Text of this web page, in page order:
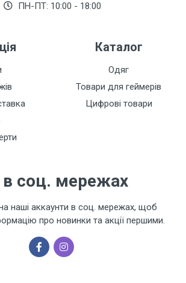
відгук
ПН-ПТ: 10:00 - 18:00
Каталог
Одяг
Товари для геймерів
Цифрові товари
соц. мережах
наші аккаунти в соц. мережах, щоб
про новинки та акції першими.